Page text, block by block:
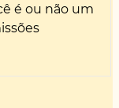
é ou não um